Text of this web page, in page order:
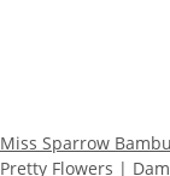
Miss Sparrow
Pretty Flowers |